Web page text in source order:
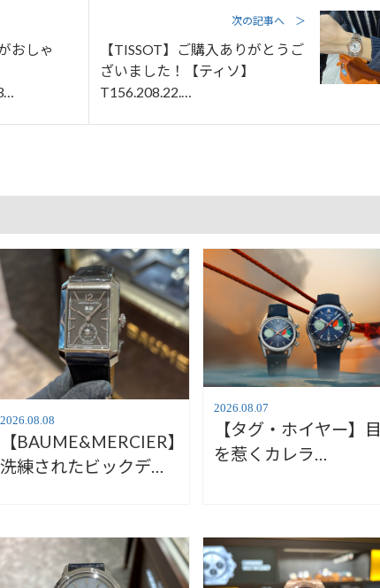
おしゃ
次の記事へ ＞
【TISSOT】ご購入ありがとうご
ざいました！【ティソ】
T156.208.22.…
2026.08.08
【BAUME&MERCIER】
洗練されたビックデイ
2026.08.07
【タグ・ホイヤー】目
を惹くカレラ